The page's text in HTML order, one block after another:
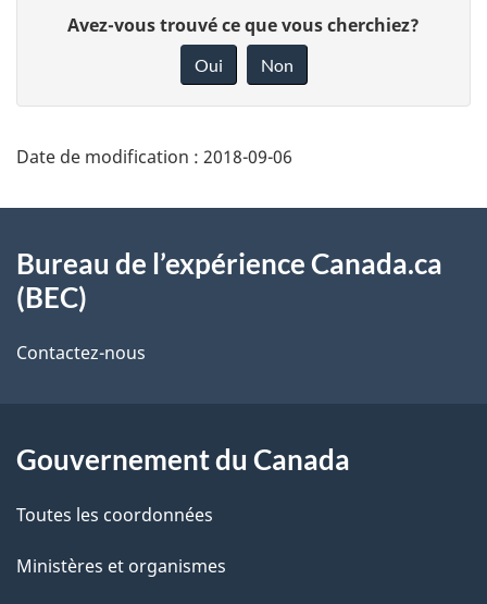
a
i
d
e
a
a
g
e
e
o
t
e
t
o
a
Avez-vous trouvé ce que vous cherchiez?
Oui Non
Date de modification : 2018-09-06
propos
de
Bureau de l’expérience Canada.ca
(BEC)
Contactez-nous
Gouvernement du Canada
Toutes les coordonnées
Ministères et organismes